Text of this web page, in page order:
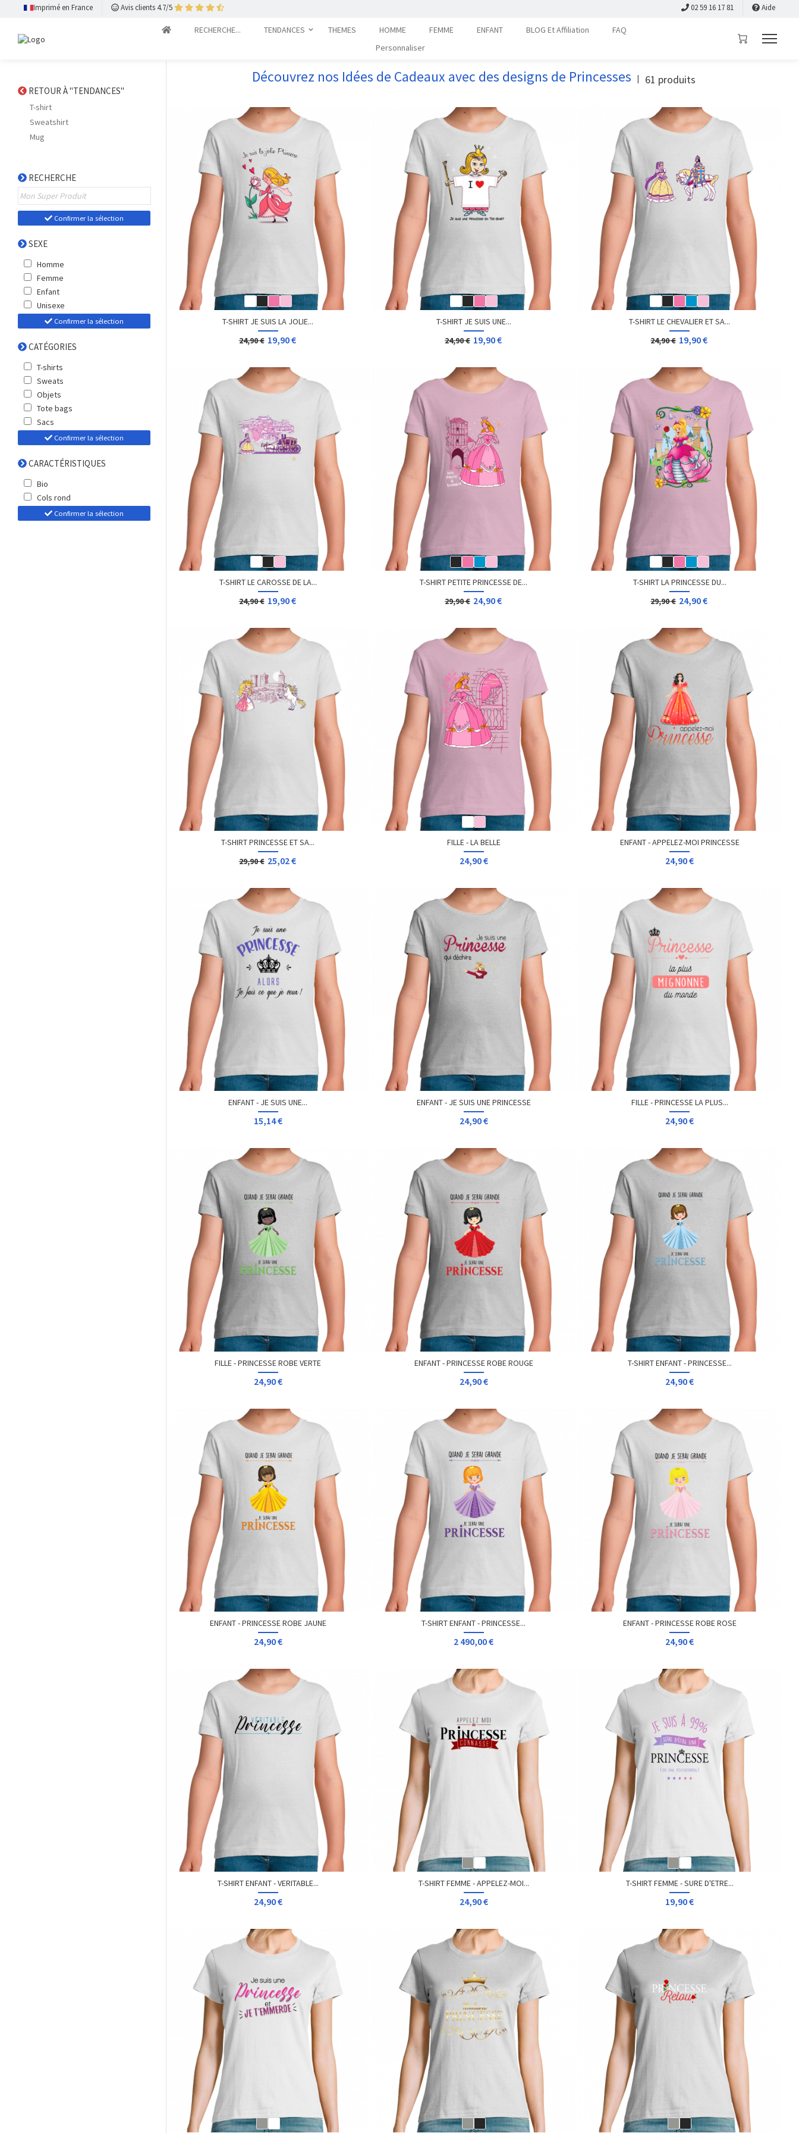
Imprimé en France Avis clients 4.7/5 02 59 16 17 81 Aide
RECHERCHE... TENDANCES THEMES HOMME FEMME ENFANT BLOG Et Affiliation
FAQ
Personnaliser
RETOUR À "TENDANCES"
T-shirt
Sweatshirt
Mug
RECHERCHE
Confirmer la sélection
SEXE
Homme
Femme
Enfant
Unisexe
Confirmer la sélection
CATÉGORIES
T-shirts
Sweats
Objets
Tote bags
Sacs
Confirmer la sélection
CARACTÉRISTIQUES
Bio
Cols rond
Confirmer la sélection
Découvrez nos Idées de Cadeaux avec des designs de Princesses | 61 produits
T-SHIRT JE SUIS LA JOLIE...
24,90 € 19,90 €
T-SHIRT JE SUIS UNE...
24,90 € 19,90 €
T-SHIRT LE CHEVALIER ET SA...
24,90 € 19,90 €
T-SHIRT LE CAROSSE DE LA...
24,90 € 19,90 €
T-SHIRT PETITE PRINCESSE DE...
29,90 € 24,90 €
T-SHIRT LA PRINCESSE DU...
29,90 € 24,90 €
T-SHIRT PRINCESSE ET SA...
29,90 € 25,02 €
FILLE - LA BELLE
24,90 €
ENFANT - APPELEZ-MOI PRINCESSE
24,90 €
ENFANT - JE SUIS UNE...
15,14 €
ENFANT - JE SUIS UNE PRINCESSE
24,90 €
FILLE - PRINCESSE LA PLUS...
24,90 €
FILLE - PRINCESSE ROBE VERTE
24,90 €
ENFANT - PRINCESSE ROBE ROUGE
24,90 €
T-SHIRT ENFANT - PRINCESSE...
24,90 €
ENFANT - PRINCESSE ROBE JAUNE
24,90 €
T-SHIRT ENFANT - PRINCESSE...
2 490,00 €
ENFANT - PRINCESSE ROBE ROSE
24,90 €
T-SHIRT ENFANT - VERITABLE...
24,90 €
T-SHIRT FEMME - APPELEZ-MOI...
24,90 €
T-SHIRT FEMME - SURE D'ETRE...
19,90 €